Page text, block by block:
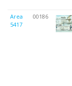
Area
5417
00186